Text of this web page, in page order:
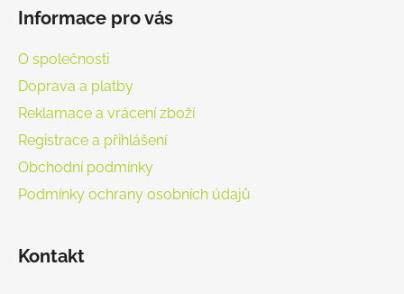
Informace pro vás
O společnosti
Doprava a platby
Reklamace a vrácení zboží
Registrace a přihlášení
Obchodní podmínky
Podmínky ochrany osobních údajů
Kontakt